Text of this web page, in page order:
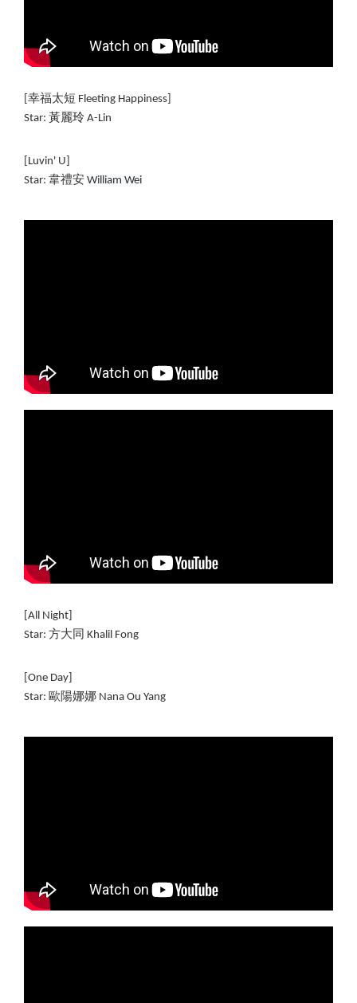
幸福太短 Fleeting Happiness
Star: 黃麗玲 A-Lin
Luvin' U]
Star: 韋禮安 William Wei
[All Night]
Star: 方大同 Khalil Fong
[One Day]
Star: 歐陽娜娜 Nana Ou Yang